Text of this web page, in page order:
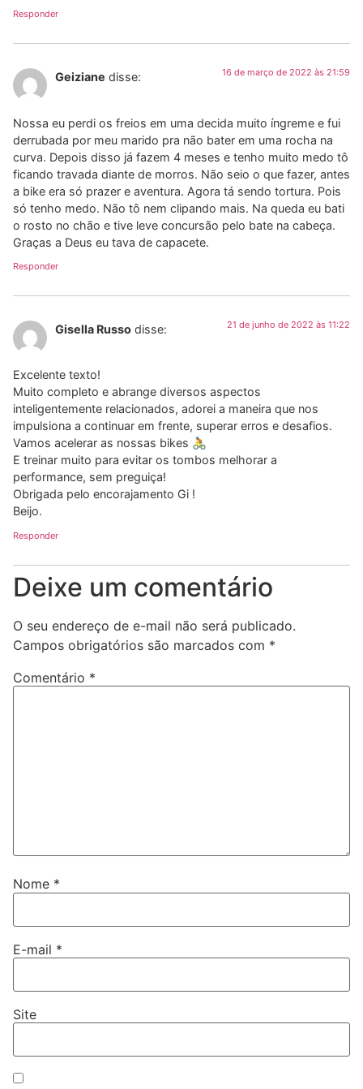
Responder
Geiziane disse: 16 de março de 2022 às 21:59
Nossa eu perdi os freios em uma decida muito íngreme e fui
derrubada por meu marido pra não bater em uma rocha na
curva. Depois disso já fazem 4 meses e tenho muito medo tô
ficando travada diante de morros. Não seio o que fazer, antes
a bike era só prazer e aventura. Agora tá sendo tortura. Pois
só tenho medo. Não tô nem clipando mais. Na queda eu bati
o rosto no chão e tive leve concursão pelo bate na cabeça.
Graças a Deus eu tava de capacete.
Responder
Gisella Russo disse: 21 de junho de 2022 às 11:22
Excelente texto!
Muito completo e abrange diversos aspectos
inteligentemente relacionados, adorei a maneira que nos
impulsiona a continuar em frente, superar erros e desafios.
Vamos acelerar as nossas bikes 🚴
E treinar muito para evitar os tombos melhorar a
performance, sem preguiça!
Obrigada pelo encorajamento Gi !
Beijo.
Responder
Deixe um comentário
O seu endereço de e-mail não será publicado.
Campos obrigatórios são marcados com *
Comentário *
Nome *
E-mail *
Site